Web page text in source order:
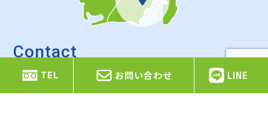
Contact
お問い合わせ
お見積もり依頼やご質問・ご相談などがありましたら、
TEL お問い合わせ LINE